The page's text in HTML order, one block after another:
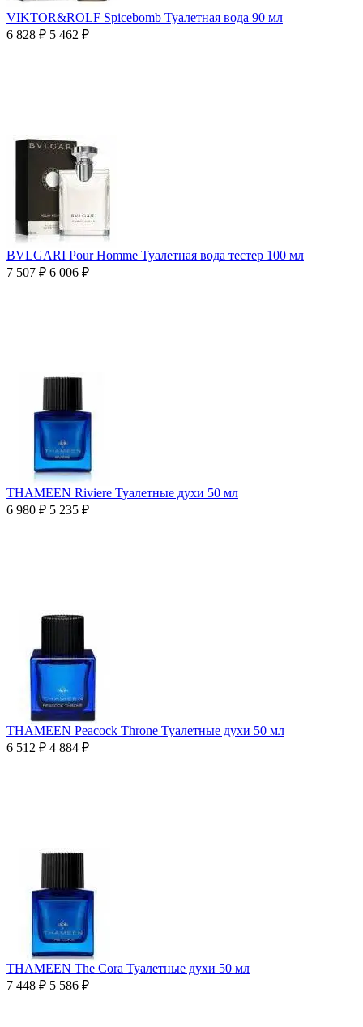
VIKTOR&ROLF Spicebomb Туалетная вода 90 мл
6 828 ₽ 5 462 ₽
BVLGARI Pour Homme Туалетная вода тестер 100 мл
7 507 ₽ 6 006 ₽
THAMEEN Riviere Туалетные духи 50 мл
6 980 ₽ 5 235 ₽
THAMEEN Peacock Throne Туалетные духи 50 мл
6 512 ₽ 4 884 ₽
THAMEEN The Cora Туалетные духи 50 мл
7 448 ₽ 5 586 ₽